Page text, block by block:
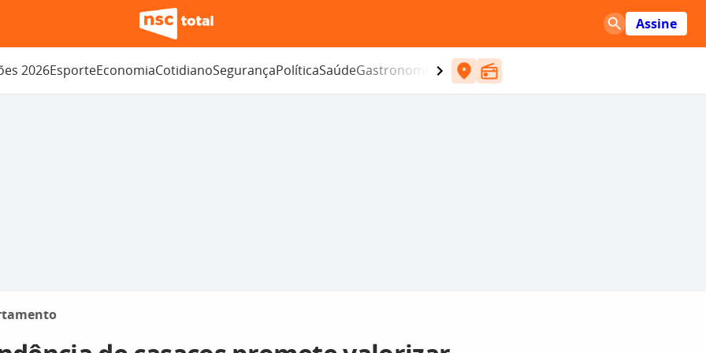
Assine
2026EsporteEconomiaCotidianoSegurançaPolíticaSaúdeGastronomia Entretenimento